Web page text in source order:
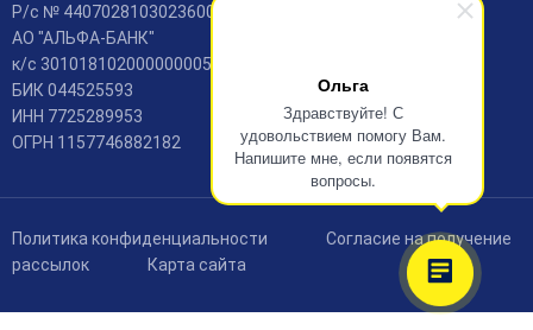
Ольга
Здравствуйте! С
удовольствием помогу Вам.
Напишите мне, если появятся
вопросы.
Р/c № 440702810302360001688
АО "АЛЬФА-БАНК"
к/c 30101810200000000593
БИК 044525593
ИНН 7725289953
ОГРН 1157746882182
Политика конфиденциальности
Согласие на получение
рассылок
Карта сайта